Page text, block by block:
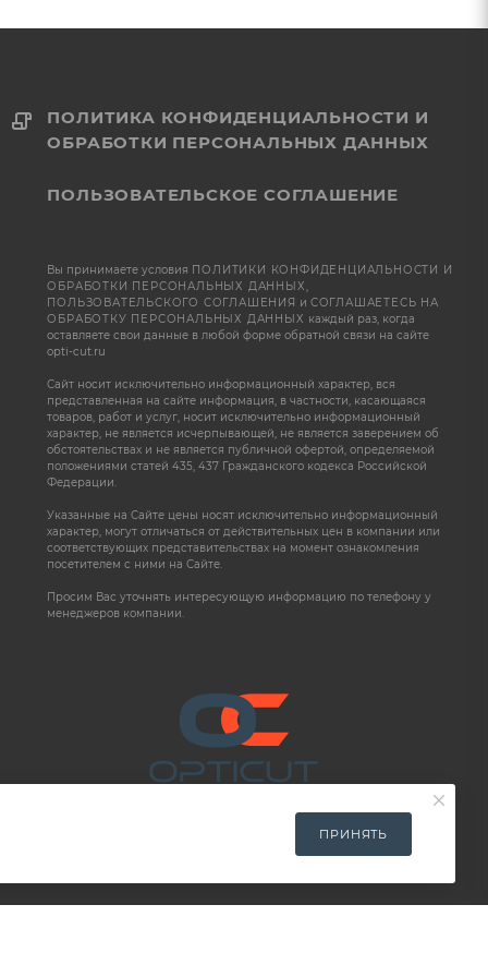
ПОЛИТИКА КОНФИДЕНЦИАЛЬНОСТИ И
ОБРАБОТКИ ПЕРСОНАЛЬНЫХ ДАННЫХ
ПОЛЬЗОВАТЕЛЬСКОЕ СОГЛАШЕНИЕ
Вы принимаете условия ПОЛИТИКИ КОНФИДЕНЦИАЛЬНОСТИ И
ОБРАБОТКИ ПЕРСОНАЛЬНЫХ ДАННЫХ,
ПОЛЬЗОВАТЕЛЬСКОГО СОГЛАШЕНИЯ и СОГЛАШАЕТЕСЬ НА
ОБРАБОТКУ ПЕРСОНАЛЬНЫХ ДАННЫХ каждый раз, когда
оставляете свои данные в любой форме обратной связи на сайте
opti-cut.ru
Сайт носит исключительно информационный характер, вся
представленная на сайте информация, в частности, касающаяся
товаров, работ и услуг, носит исключительно информационный
характер, не является исчерпывающей, не является заверением об
обстоятельствах и не является публичной офертой, определяемой
положениями статей 435, 437 Гражданского кодекса Российской
Федерации.
Указанные на Сайте цены носят исключительно информационный
характер, могут отличаться от действительных цен в компании или
соответствующих представительствах на момент ознакомления
посетителем с ними на Сайте.
Просим Вас уточнять интересующую информацию по телефону у
менеджеров компании.
ПРИНЯТЬ